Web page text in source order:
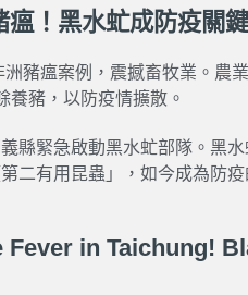
！黑水虻成防疫關鍵
豬瘟案例，震撼畜牧業。農
養豬，以防疫情擴散。
縣緊急啟動黑水虻部隊。黑
二有用昆蟲」，如今成為防疫
in Taichung!